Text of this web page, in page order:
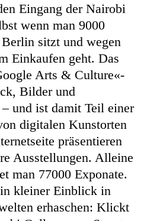
Eingang der Nairobi
wenn man 9000
sitzt und wegen
Einkaufen geht. Das
Arts & Culture«-
Bilder und
und ist damit Teil einer
digitalen Kunstorten
präsentieren
Ausstellungen. Alleine
man 77000 Exponate.
kleiner Einblick in
erhaschen: Klickt